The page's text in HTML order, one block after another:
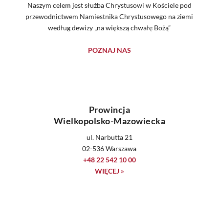
Naszym celem jest służba Chrystusowi w Kościele pod
przewodnictwem Namiestnika Chrystusowego na ziemi
według dewizy „na większą chwałę Bożą”
POZNAJ NAS
Prowincja
Wielkopolsko-Mazowiecka
ul. Narbutta 21
02-536 Warszawa
+48 22 542 10 00
WIĘCEJ »